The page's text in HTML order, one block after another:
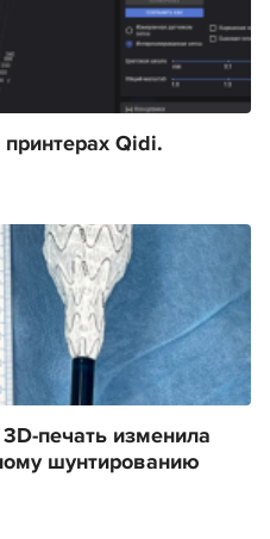
Qidi.
печать изменила
шунтированию